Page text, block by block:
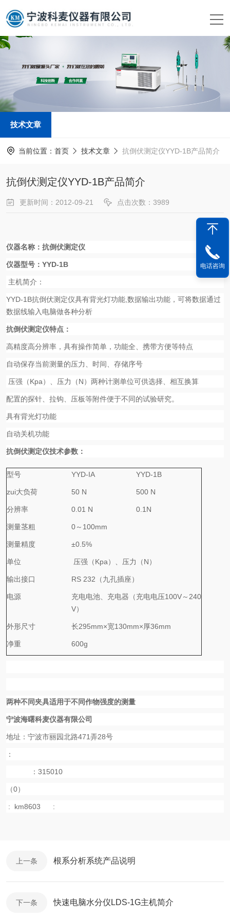
技术文章
当前位置： 首页 技术文章 抗倒伏测定仪YYD-1B产品简介
抗倒伏测定仪YYD-1B产品简介
更新时间：2012-09-21
点击次数：3989
仪器名称：抗倒伏测定仪
仪器型号： YYD-1B
主机简介：
YYD-1B抗倒伏测定仪具有背光灯功能 数据输出功能，可将数据通过
数据线输入电脑做各种分析
抗倒伏测定仪特点：
高精度高分辨率，具有操作简单，功能全、携带方便等特点
自动保存当前测量的压力、时间、存储序号
压强（Kpa）、压力（N）两种计测单位可供选择、相互换算
配置的探针、拉钩、压板等附件便于不同的试验研究。
具有背光灯功能
自动关机功能
抗倒伏测定仪技术参数：
型号 YYD-IA YYD-1B
zui大负荷 50 N 500 N
分辨率 0.01 N 0.1N
测量茎粗 0～ 100mm
测量精度 ±0.5%
单位 压强（Kpa）、压力（N）
输出接口 RS 232 （九孔插座）
电源 充电电池、充电器（充电电压100V～ 240
V）
外形尺寸 长295mm×宽130mm×厚36mm
净重 600g
两种不同夹具适用于不同作物强度的测量
宁波海曙科麦仪器有限公司
地址：宁波市丽园北路471弄28号
：
：315010
（0）
: km8603 :
上一条 根系分析系统产品说明
下一条 快速电脑水分仪LDS-1G主机简介
电话咨询